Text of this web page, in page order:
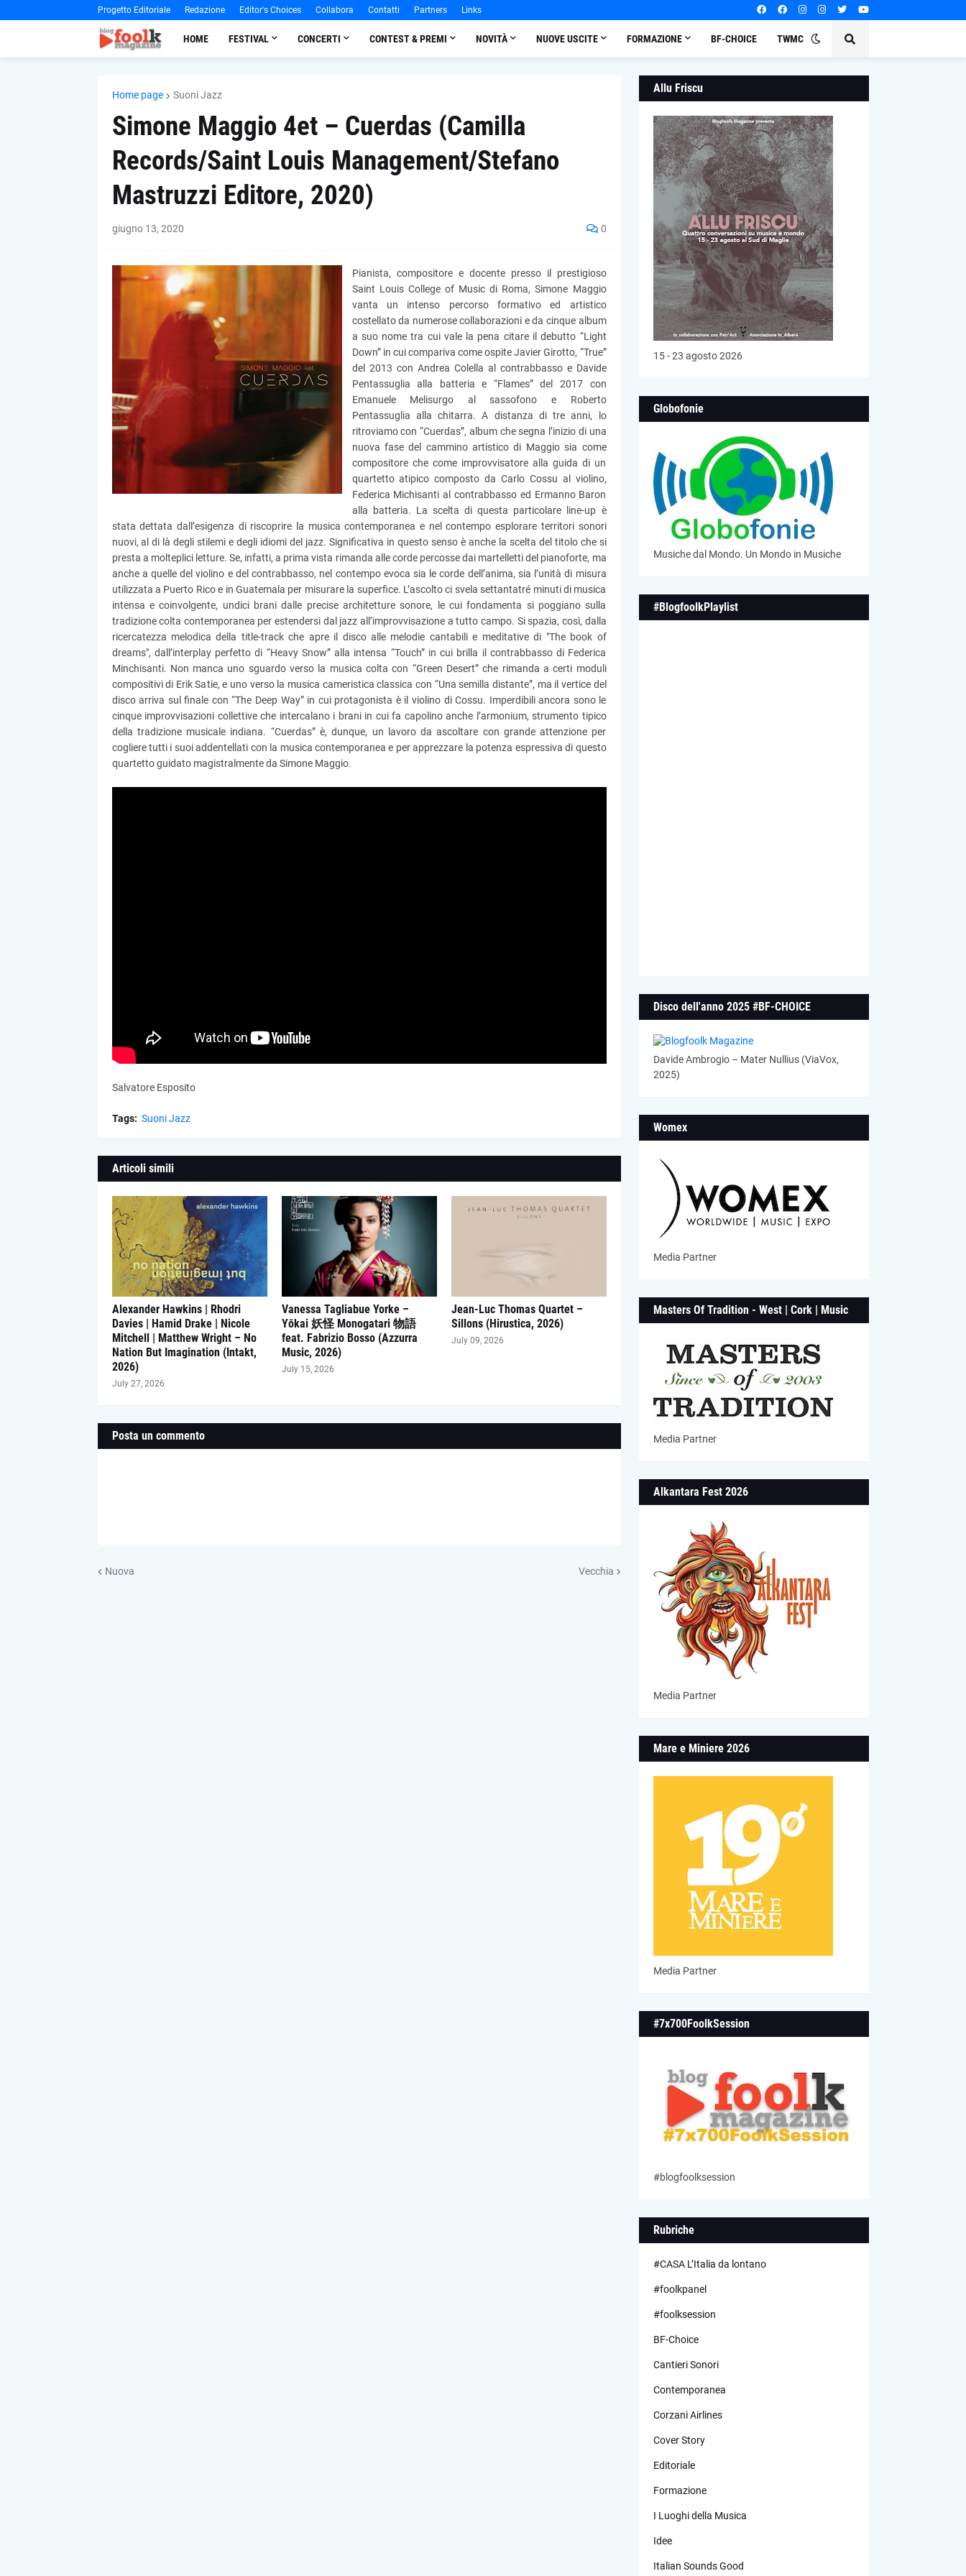
Progetto Editoriale Redazione Editor's Choices Collabora Contatti Partners Links
HOME FESTIVAL CONCERTI CONTEST & PREMI NOVITÀ NUOVE USCITE FORMAZIONE BF-CHOICE TWMC
Home page Suoni Jazz
Simone Maggio 4et – Cuerdas (Camilla
Records/Saint Louis Management/Stefano
Mastruzzi Editore, 2020)
giugno 13, 2020 0
Pianista, compositore e docente presso il prestigioso
Saint Louis College of Music di Roma, Simone Maggio
vanta un intenso percorso formativo ed artistico
costellato da numerose collaborazioni e da cinque album
a suo nome tra cui vale la pena citare il debutto “Light
Down” in cui compariva come ospite Javier Girotto, “True”
del 2013 con Andrea Colella al contrabbasso e Davide
Pentassuglia alla batteria e “Flames” del 2017 con
Emanuele Melisurgo al sassofono e Roberto
Pentassuglia alla chitarra. A distanza di tre anni, lo
ritroviamo con “Cuerdas”, album che segna l’inizio di una
nuova fase del cammino artistico di Maggio sia come
compositore che come improvvisatore alla guida di un
quartetto atipico composto da Carlo Cossu al violino,
Federica Michisanti al contrabbasso ed Ermanno Baron
alla batteria. La scelta di questa particolare line-up è
stata dettata dall’esigenza di riscoprire la musica contemporanea e nel contempo esplorare territori sonori
nuovi, al di là degli stilemi e degli idiomi del jazz. Significativa in questo senso è anche la scelta del titolo che si
presta a molteplici letture. Se, infatti, a prima vista rimanda alle corde percosse dai martelletti del pianoforte, ma
anche a quelle del violino e del contrabbasso, nel contempo evoca sia le corde dell’anima, sia l’unità di misura
utilizzata a Puerto Rico e in Guatemala per misurare la superfice. L’ascolto ci svela settantatré minuti di musica
intensa e coinvolgente, undici brani dalle precise architetture sonore, le cui fondamenta si poggiano sulla
tradizione colta contemporanea per estendersi dal jazz all’improvvisazione a tutto campo. Si spazia, così, dalla
ricercatezza melodica della title-track che apre il disco alle melodie cantabili e meditative di "The book of
dreams", dall’interplay perfetto di “Heavy Snow” alla intensa “Touch” in cui brilla il contrabbasso di Federica
Minchisanti. Non manca uno sguardo verso la musica colta con “Green Desert” che rimanda a certi moduli
compositivi di Erik Satie, e uno verso la musica cameristica classica con “Una semilla distante”, ma il vertice del
disco arriva sul finale con “The Deep Way” in cui protagonista è il violino di Cossu. Imperdibili ancora sono le
cinque improvvisazioni collettive che intercalano i brani in cui fa capolino anche l’armonium, strumento tipico
della tradizione musicale indiana. “Cuerdas” è, dunque, un lavoro da ascoltare con grande attenzione per
cogliere tutti i suoi addentellati con la musica contemporanea e per apprezzare la potenza espressiva di questo
quartetto guidato magistralmente da Simone Maggio.
Salvatore Esposito
Tags: Suoni Jazz
Articoli simili
Alexander Hawkins | Rhodri
Davies | Hamid Drake | Nicole
Mitchell | Matthew Wright – No
Nation But Imagination (Intakt,
2026)
July 27, 2026
Vanessa Tagliabue Yorke –
Yōkai 妖怪 Monogatari 物語
feat. Fabrizio Bosso (Azzurra
Music, 2026)
July 15, 2026
Jean-Luc Thomas Quartet –
Sillons (Hirustica, 2026)
July 09, 2026
Posta un commento
Nuova Vecchia
Allu Friscu
15 - 23 agosto 2026
Globofonie
Musiche dal Mondo. Un Mondo in Musiche
#BlogfoolkPlaylist
Disco dell'anno 2025 #BF-CHOICE
Davide Ambrogio – Mater Nullius (ViaVox,
2025)
Womex
Media Partner
Masters Of Tradition - West | Cork | Music
Media Partner
Alkantara Fest 2026
Media Partner
Mare e Miniere 2026
Media Partner
#7x700FoolkSession
#blogfoolksession
Rubriche
#CASA L’Italia da lontano
#foolkpanel
#foolksession
BF-Choice
Cantieri Sonori
Contemporanea
Corzani Airlines
Cover Story
Editoriale
Formazione
I Luoghi della Musica
Idee
Italian Sounds Good